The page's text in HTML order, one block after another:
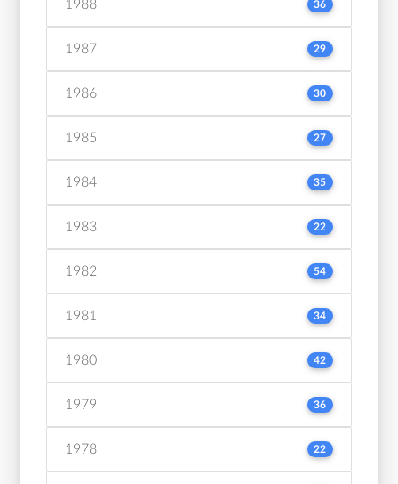
1988 36
1987 29
1986 30
1985 27
1984 35
1983 22
1982 54
1981 34
1980 42
1979 36
1978 22